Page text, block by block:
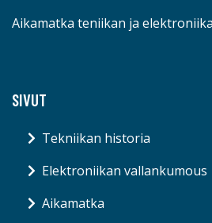
Aikamatka teniikan ja
SIVUT
Tekniikan historia
Elektroniikan vallankumous
Aikamatka